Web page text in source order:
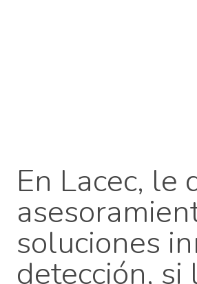
En Lacec, le
soluciones
detección,